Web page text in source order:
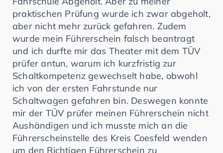
praktischen Prüfung wurde ich zwar abgeholt,
aber nicht mehr zurück gefahren. Zudem
wurde mein Führerschein falsch beantragt
und ich durfte mir das Theater mit dem TÜV
prüfer antun, warum ich kurzfristig zur
Schaltkompetenz gewechselt habe, obwohl
ich von der ersten Fahrstunde nur
Schaltwagen gefahren bin. Deswegen konnte
mir der TÜV prüfer meinen Führerschein nicht
Aushändigen und ich musste mich an die
Führerscheinstelle des Kreis Coesfeld wenden
um den Richtigen Führerschein zu